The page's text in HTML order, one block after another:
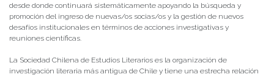
desde donde continuará sistemáticamente apoyando la búsqueda y
promoción del ingreso de nuevas/os socias/os y la gestión de nuevos
desafíos institucionales en términos de acciones investigativas y
reuniones científicas.
La Sociedad Chilena de Estudios Literarios es la organización de
investigación literaria más antigua de Chile y tiene una estrecha relación